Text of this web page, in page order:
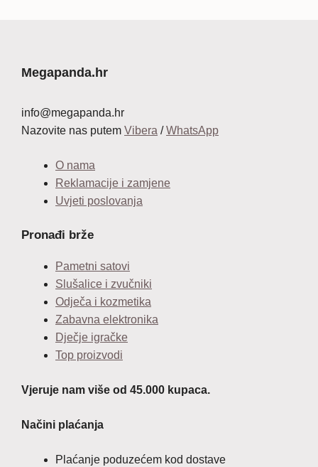
Megapanda.hr
info@megapanda.hr
Nazovite nas putem Vibera / WhatsApp
O nama
Reklamacije i zamjene
Uvjeti poslovanja
Pronađi brže
Pametni satovi
Slušalice i zvučniki
Odječa i kozmetika
Zabavna elektronika
Dječje igračke
Top proizvodi
Vjeruje nam više od 45.000 kupaca.
Načini plaćanja
Plaćanje poduzećem kod dostave